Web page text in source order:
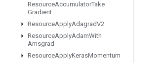
ResourceAccumulatorTake
Gradient
ResourceApplyAdagradV2
ResourceApplyAdamWith
Amsgrad
ResourceApplyKerasMomentum